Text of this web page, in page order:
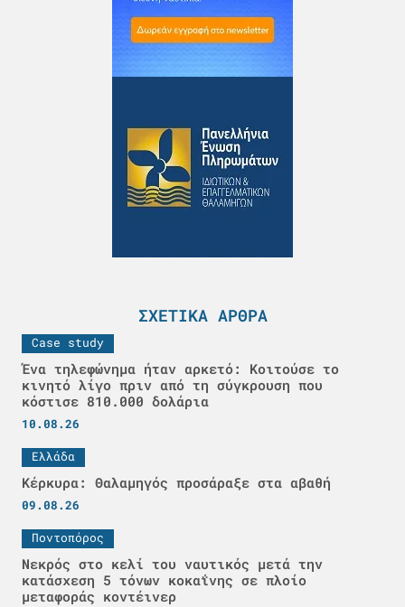
ΣΧΕΤΙΚΆ ΆΡΘΡΑ
Case study
Ένα τηλεφώνημα ήταν αρκετό: Κοιτούσε το
κινητό λίγο πριν από τη σύγκρουση που
κόστισε 810.000 δολάρια
10.08.26
Ελλάδα
Κέρκυρα: Θαλαμηγός προσάραξε στα αβαθή
09.08.26
Ποντοπόρος
Νεκρός στο κελί του ναυτικός μετά την
κατάσχεση 5 τόνων κοκαΐνης σε πλοίο
μεταφοράς κοντέινερ